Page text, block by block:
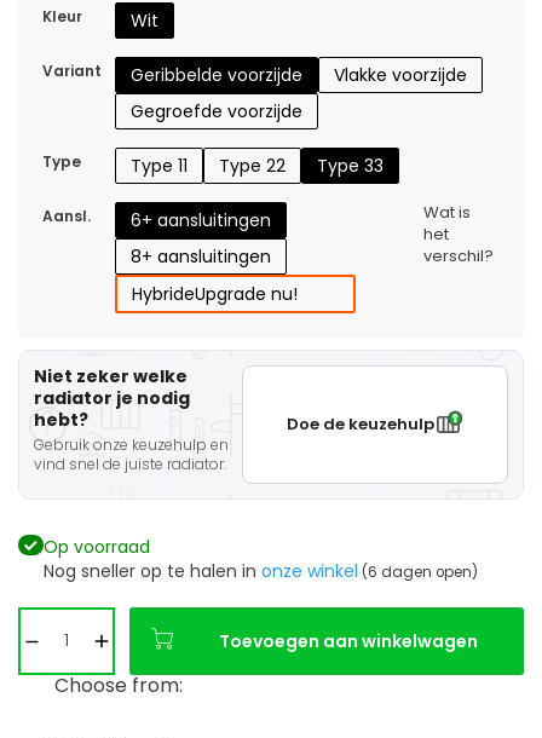
Kleur Wit
Variant Geribbelde voorzijde
Vlakke voorzijde
Gegroefde voorzijde
Type Type 11 Type 22 Type 33
Aansl.
6+ aansluitingen
8+ aansluitingen
HybrideUpgrade nu!
Wat is
het
verschil?
Niet zeker welke
radiator je nodig
hebt?
Gebruik onze keuzehulp en
vind snel de juiste radiator.
Doe de keuzehulp
Op voorraad
Nog sneller op te halen in onze winkel (6 dagen open)
Toevoegen aan winkelwagen
Choose from: